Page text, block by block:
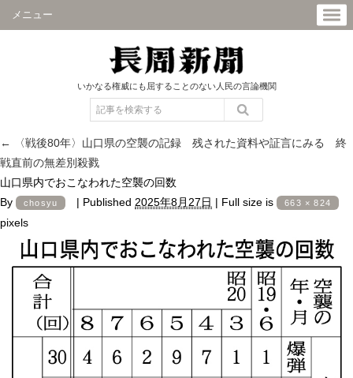
メニュー
いかなる権威にも屈することのない人民の言論機関
←
〈戦後80年〉山口県の空襲の記録 残された資料や証言にみる 終
戦直前の無差別殺戮
山口県内でおこなわれた空襲の回数
By
chosyu | Published 2025年8月27日 | Full size is 663 × 824
pixels